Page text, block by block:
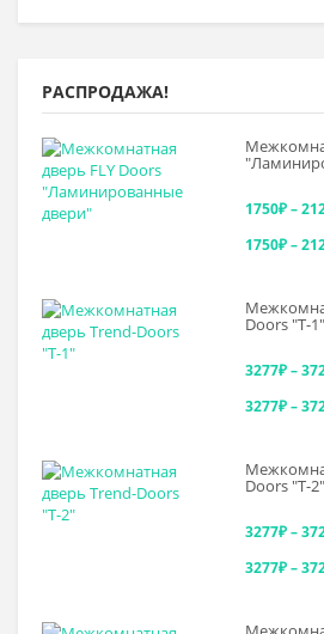
РАСПРОДАЖА!
1750₽–
1750₽ –
Doоrs "Т-1"
3277₽–
3277₽ –
Doоrs "Т-2"
3277₽–
3277₽ –